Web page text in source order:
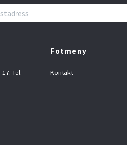
Tel:
Fotmeny
Kontakt